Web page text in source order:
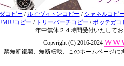
コピー / ルイヴィトンコピー / シャネルコピ
コピー / トリーバーチコピー /ボッテガコ
年中無休２４時間受付いたして
Copyright (C) 2016-2024
禁無断複製、無断転載、このホームページ